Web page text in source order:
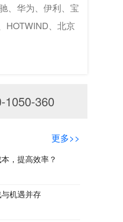
、华为、伊利、宝
HOTWIND、北京
1050-360
更多>>
，提高效率？
机遇并存